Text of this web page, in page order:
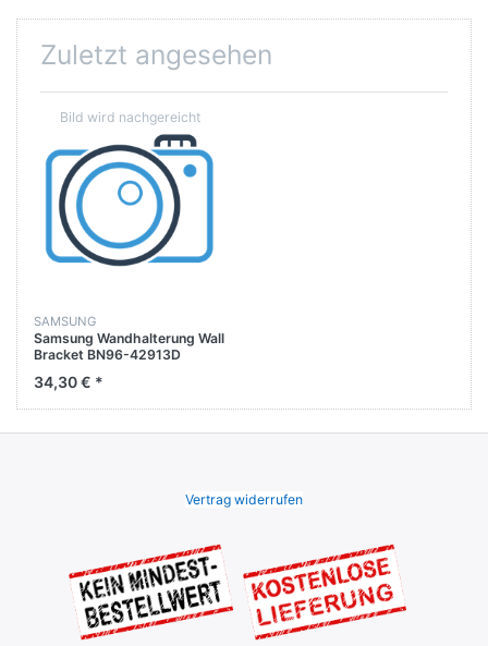
Zuletzt angesehen
SAMSUNG
Samsung Wandhalterung Wall
Bracket BN96-42913D
34,30 € *
Vertrag widerrufen